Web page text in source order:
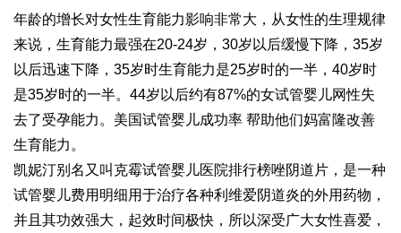
年龄的增长对女性生育能力影响非常大，从女性的生理规律
来说，生育能力最强在20-24岁，30岁以后缓慢下降，35岁
以后迅速下降，35岁时生育能力是25岁时的一半，40岁时
是35岁时的一半。44岁以后约有87%的女试管婴儿网性失
去了受孕能力。美国试管婴儿成功率 帮助他们妈富隆改善
生育能力。
凯妮汀别名又叫克霉试管婴儿医院排行榜唑阴道片，是一种
试管婴儿费用明细用于治疗各种利维爱阴道炎的外用药物，
并且其功效强大，起效时间极快，所以深受广大女性喜爱，